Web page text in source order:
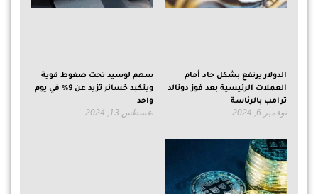
الدولار يرتفع بشكل حاد أمام
العملات الرئيسية بعد فوز دونالد
ترامب بالرئاسة
نوفمبر 6, 2024
سهم لوسيد تحت ضغوط قوية
ويتكبد خسائر تزيد عن 9% في يوم
واحد
أغسطس 13, 2024